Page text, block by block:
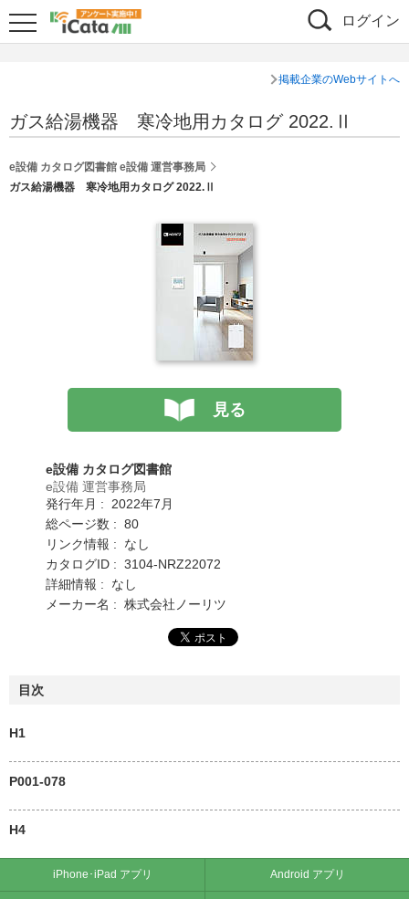
ログイン
掲載企業のWebサイトへ
ガス給湯機器 寒冷地用カタログ 2022.Ⅱ
e設備 カタログ図書館 e設備 運営事務局
ガス給湯機器 寒冷地用カタログ 2022.Ⅱ
見る
e設備 カタログ図書館
e設備 運営事務局
発行年月 : 2022年7月
総ページ数 : 80
リンク情報 : なし
カタログID : 3104-NRZ22072
詳細情報 : なし
メーカー名 : 株式会社ノーリツ
目次
H1
P001-078
H4
iPhone･iPad アプリ Android アプリ